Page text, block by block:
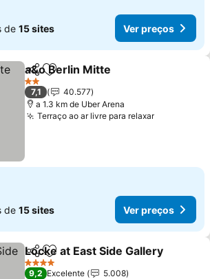
de 15 sites Ver preços
PartilharAdicionar aos favoritos
a&o Berlin Mitte
2 Estrelas
7,1
40.577
a 1.3 km de Uber Arena
Terraço ao ar livre para relaxar
de 15 sites Ver preços
PartilharAdicionar aos favoritos
Locke at East Side Gallery
4 Estrelas
9,2 Excelente
5.008